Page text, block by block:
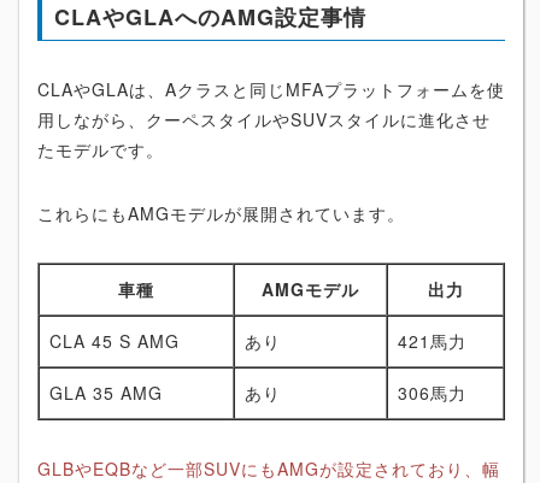
CLAやGLAへのAMG設定事情
CLAやGLAは、Aクラスと同じMFAプラットフォームを使
用しながら、クーペスタイルやSUVスタイルに進化させ
たモデルです。
これらにもAMGモデルが展開されています。
車種 AMGモデル 出力
CLA 45 S AMG あり 421馬力
GLA 35 AMG あり 306馬力
GLBやEQBなど一部SUVにもAMGが設定されており、幅